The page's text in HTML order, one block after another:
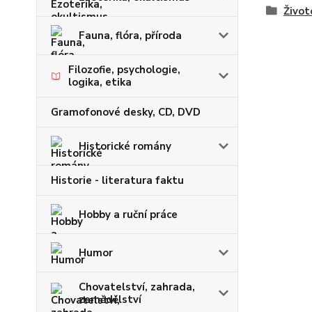
Fauna, flóra, příroda
Filozofie, psychologie,
logika, etika
Gramofonové desky, CD, DVD
Historické romány
Historie - literatura faktu
Hobby a ruční práce
Humor
Chovatelství, zahrada,
zemědělství